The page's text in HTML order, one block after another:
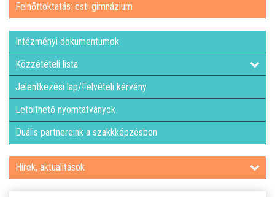
HÍREK, AKTUALITÁSOK
Felnőttoktatás: esti gimnázium
Intézményi dokumentumok
Közzétételi lista
Jelentkezési lap/Felvételi kérvény
Letölthető nyomtatványok
Duális partnereink a szakkképzésben
Hírek, aktualitások